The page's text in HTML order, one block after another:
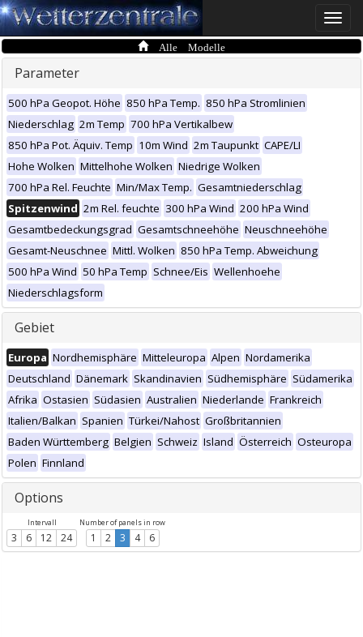
Toggle
Alle Modelle
Parameter
500 hPa Geopot. Höhe 850 hPa Temp. 850 hPa Stromlinien
Niederschlag 2m Temp 700 hPa Vertikalbew
850 hPa Pot. Äquiv. Temp 10m Wind 2m Taupunkt CAPE/LI
Hohe Wolken Mittelhohe Wolken Niedrige Wolken
700 hPa Rel. Feuchte Min/Max Temp. Gesamtniederschlag
Spitzenwind 2m Rel. feuchte 300 hPa Wind 200 hPa Wind
Gesamtbedeckungsgrad Gesamtschneehöhe Neuschneehöhe
Gesamt-Neuschnee Mittl. Wolken 850 hPa Temp. Abweichung
500 hPa Wind 50 hPa Temp Schnee/Eis Wellenhoehe
Niederschlagsform
Gebiet
Europa Nordhemisphäre Mitteleuropa Alpen Nordamerika
Deutschland Dänemark Skandinavien Südhemisphäre Südamerika
Afrika Ostasien Südasien Australien Niederlande Frankreich
Italien/Balkan Spanien Türkei/Nahost Großbritannien
Baden Württemberg Belgien Schweiz Island Österreich Osteuropa
Polen Finnland
Options
Intervall
3 6 12 24
Number of panels in row
1 2 3 4 6